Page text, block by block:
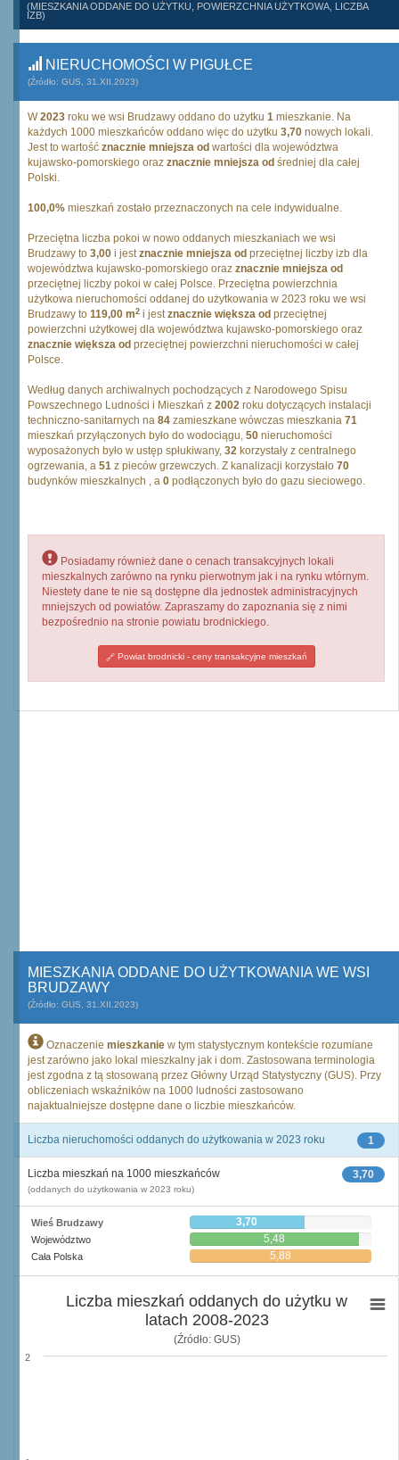
(MIESZKANIA ODDANE DO UŻYTKU, POWIERZCHNIA UŻYTKOWA, LICZBA
IZB)
NIERUCHOMOŚCI W PIGUŁCE
(Źródło: GUS, 31.XII.2023)
W2023 roku we wsi Brudzawy oddano do użytku 1 mieszkanie. Na
każdych 1000 mieszkańców oddano więc do użytku 3,70 nowych lokali.
Jest to wartość znacznie mniejsza od wartości dla województwa
kujawsko-pomorskiego oraz znacznie mniejsza od średniej dla całej
Polski.
100,0% mieszkań zostało przeznaczonych na cele indywidualne.
Przeciętna liczba pokoi w nowo oddanych mieszkaniach we wsi
Brudzawy to 3,00 i jestznacznie mniejsza od przeciętnej liczby izb dla
województwa kujawsko-pomorskiego oraz znacznie mniejsza od
przeciętnej liczby pokoi w całej Polsce. Przeciętna powierzchnia
użytkowa nieruchomości oddanej do użytkowania w 2023 roku we wsi
Brudzawy to 119,00 m2 i jestznacznie większa od przeciętnej
powierzchni użytkowej dla województwa kujawsko-pomorskiego oraz
znacznie większa od przeciętnej powierzchni nieruchomości w całej
Polsce.
Według danych archiwalnych pochodzących z Narodowego Spisu
Powszechnego Ludności i Mieszkań z 2002 roku dotyczących instalacji
techniczno-sanitarnych na 84 zamieszkane wówczas mieszkania 71
mieszkań przyłączonych było do wodociągu, 50 nieruchomości
wyposażonych było w ustęp spłukiwany, 32 korzystały z centralnego
ogrzewania, a 51 z pieców grzewczych. Z kanalizacji korzystało 70
budynków mieszkalnych , a 0 podłączonych było do gazu sieciowego.
Posiadamy również dane o cenach transakcyjnych lokali
mieszkalnych zarówno na rynku pierwotnym jak i na rynku wtórnym.
Niestety dane te nie są dostępne dla jednostek administracyjnych
mniejszych od powiatów. Zapraszamy do zapoznania się z nimi
bezpośrednio na stronie powiatu brodnickiego.
Powiat brodnicki - ceny transakcyjne mieszkań
MIESZKANIA ODDANE DO UŻYTKOWANIA WE WSI
BRUDZAWY
(Źródło: GUS, 31.XII.2023)
Oznaczenie mieszkanie w tym statystycznym kontekście rozumiane
jest zarówno jako lokal mieszkalny jak i dom. Zastosowana terminologia
jest zgodna z tą stosowaną przez Główny Urząd Statystyczny (GUS). Przy
obliczeniach wskaźników na 1000 ludności zastosowano
najaktualniejsze dostępne dane o liczbie mieszkańców.
1
Liczba nieruchomości oddanych do użytkowania w 2023 roku
3,70
Liczba mieszkań na 1000 mieszkańców
(oddanych do użytkowania w 2023 roku)
Wieś Brudzawy 3,70
Województwo 5,48
Cała Polska 5,88
Liczba mieszkań oddanych do użytku w
latach 2008-2023
(Źródło: GUS)
2